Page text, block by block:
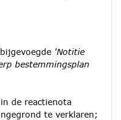
'Notitie
bestemmingsplan
de reactienota
te verklaren;